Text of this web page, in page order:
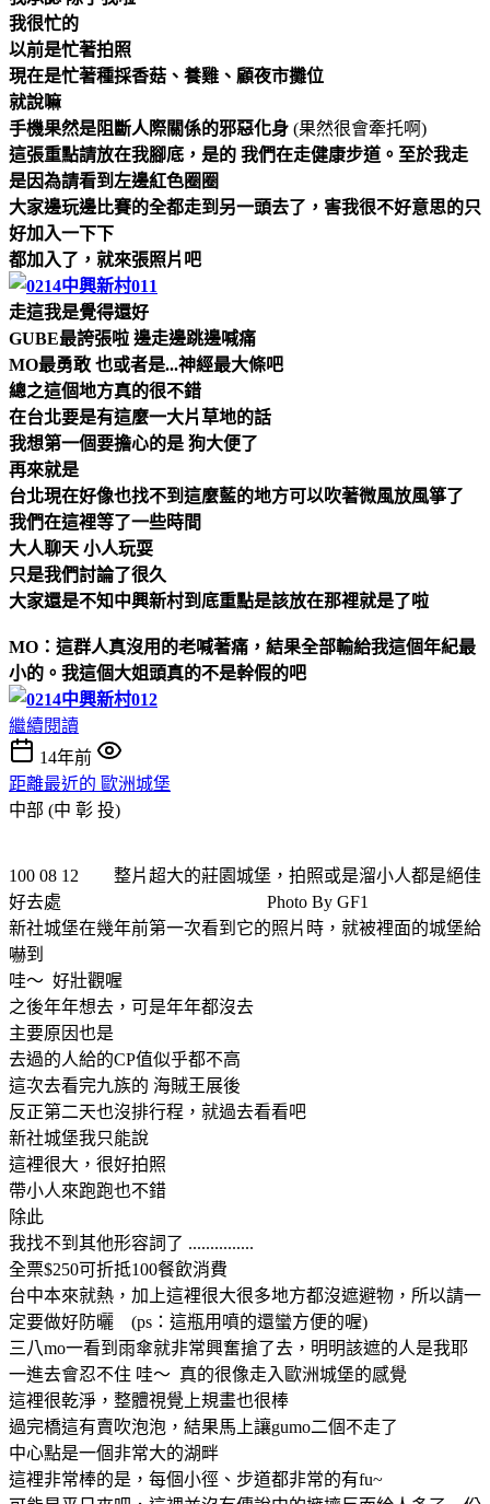
我很忙的
以前是忙著拍照
現在是忙著種採香菇、養雞、顧夜市攤位
就說嘛
手機果然是阻斷人際關係的邪惡化身 (果然很會牽托啊)
這張重點請放在我腳底，是的 我們在走健康步道。至於我走
是因為請看到左邊紅色圈圈
大家邊玩邊比賽的全都走到另一頭去了，害我很不好意思的只
好加入一下下
都加入了，就來張照片吧
走這我是覺得還好
GUBE最誇張啦 邊走邊跳邊喊痛
MO最勇敢 也或者是...神經最大條吧
總之這個地方真的很不錯
在台北要是有這麼一大片草地的話
我想第一個要擔心的是 狗大便了
再來就是
台北現在好像也找不到這麼藍的地方可以吹著微風放風箏了
我們在這裡等了一些時間
大人聊天 小人玩耍
只是我們討論了很久
大家還是不知中興新村到底重點是該放在那裡就是了啦
MO：這群人真沒用的老喊著痛，結果全部輸給我這個年紀最
小的。我這個大姐頭真的不是幹假的吧
繼續閱讀
14年前
距離最近的 歐洲城堡
中部 (中 彰 投)
100 08 12 整片超大的莊園城堡，拍照或是溜小人都是絕佳
好去處 Photo By GF1
新社城堡在幾年前第一次看到它的照片時，就被裡面的城堡給
嚇到
哇～ 好壯觀喔
之後年年想去，可是年年都沒去
主要原因也是
去過的人給的CP值似乎都不高
這次去看完九族的 海賊王展後
反正第二天也沒排行程，就過去看看吧
新社城堡我只能說
這裡很大，很好拍照
帶小人來跑跑也不錯
除此
我找不到其他形容詞了 ...............
全票$250可折抵100餐飲消費
台中本來就熱，加上這裡很大很多地方都沒遮避物，所以請一
定要做好防曬 (ps：這瓶用噴的還蠻方便的喔)
三八mo一看到雨傘就非常興奮搶了去，明明該遮的人是我耶
一進去會忍不住 哇～ 真的很像走入歐洲城堡的感覺
這裡很乾淨，整體視覺上規畫也很棒
過完橋這有賣吹泡泡，結果馬上讓gumo二個不走了
中心點是一個非常大的湖畔
這裡非常棒的是，每個小徑、步道都非常的有fu~